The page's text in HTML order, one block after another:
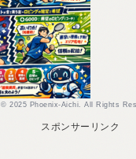
© 2025 Phoenix-Aichi. All Rights
スポンサーリンク